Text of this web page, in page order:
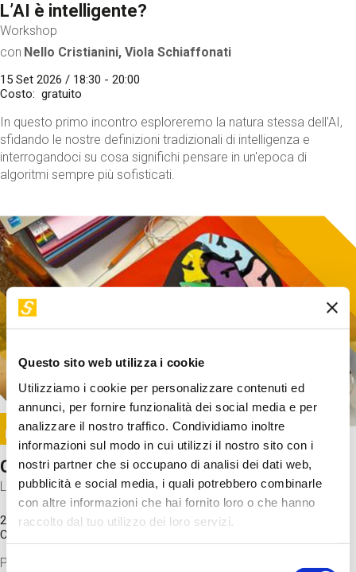
Questo sito web utilizza i cookie
Utilizziamo i cookie per personalizzare contenuti ed
annunci, per fornire funzionalità dei social media e per
analizzare il nostro traffico. Condividiamo inoltre
informazioni sul modo in cui utilizzi il nostro sito con i
nostri partner che si occupano di analisi dei dati web,
pubblicità e social media, i quali potrebbero combinarle
con altre informazioni che hai fornito loro o che hanno
raccolto dal tuo utilizzo dei loro servizi.
Selezione
L’AI è intelligente?
Workshop
con Nello Cristianini, Viola Schiaffonati
15 Set 2026 / 18:30 - 20:00
Costo
gratuito
In questo primo incontro esploreremo la natura stessa dell'AI,
sfidando le nostre definizioni tradizionali di intelligenza e
interrogandoci su cosa significhi pensare in un'epoca di
algoritmi sempre più sofisticati.
Image
SUNDAY@STEP
Come funziona il cervello?
Laboratorio
20 Set 2026 / 11:15 - 13:00
Costo
Proveremo a costruire un cervello in cartoncino cercando di